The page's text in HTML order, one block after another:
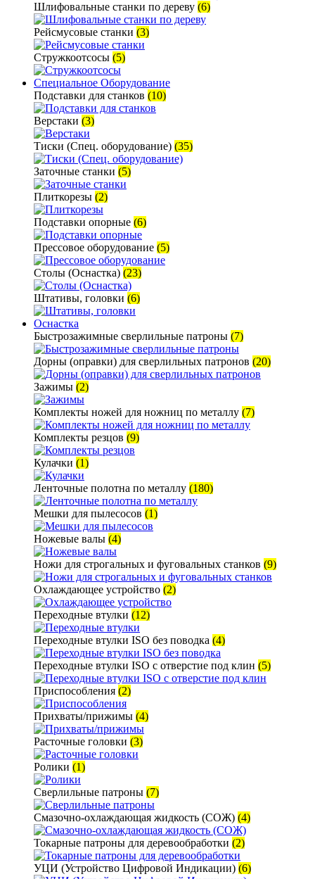
Шлифовальные станки по дереву (6)
Рейсмусовые станки (3)
Стружкоотсосы (5)
Специальное Оборудование
Подставки для станков (10)
Верстаки (3)
Тиски (Спец. оборудование) (35)
Заточные станки (5)
Плиткорезы (2)
Подставки опорные (6)
Прессовое оборудование (5)
Столы (Оснастка) (23)
Штативы, головки (6)
Оснастка
Быстрозажимные сверлильные патроны (7)
Дорны (оправки) для сверлильных патронов (20)
Зажимы (2)
Комплекты ножей для ножниц по металлу (7)
Комплекты резцов (9)
Кулачки (1)
Ленточные полотна по металлу (180)
Мешки для пылесосов (1)
Ножевые валы (4)
Ножи для строгальных и фуговальных станков (9)
Охлаждающее устройство (2)
Переходные втулки (12)
Переходные втулки ISO без поводка (4)
Переходные втулки ISO с отверстие под клин (5)
Приспособления (2)
Прихваты/прижимы (4)
Расточные головки (3)
Ролики (1)
Сверлильные патроны (7)
Смазочно-охлаждающая жидкость (СОЖ) (4)
Токарные патроны для деревообработки (2)
УЦИ (Устройство Цифровой Индикации) (6)